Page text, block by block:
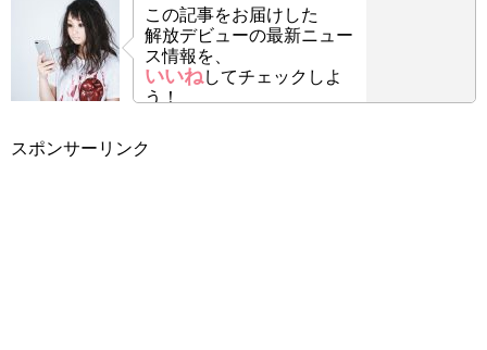
この記事をお届けした
解放デビューの最新ニュー
ス情報を、
いいねしてチェックしよ
う！
スポンサーリンク